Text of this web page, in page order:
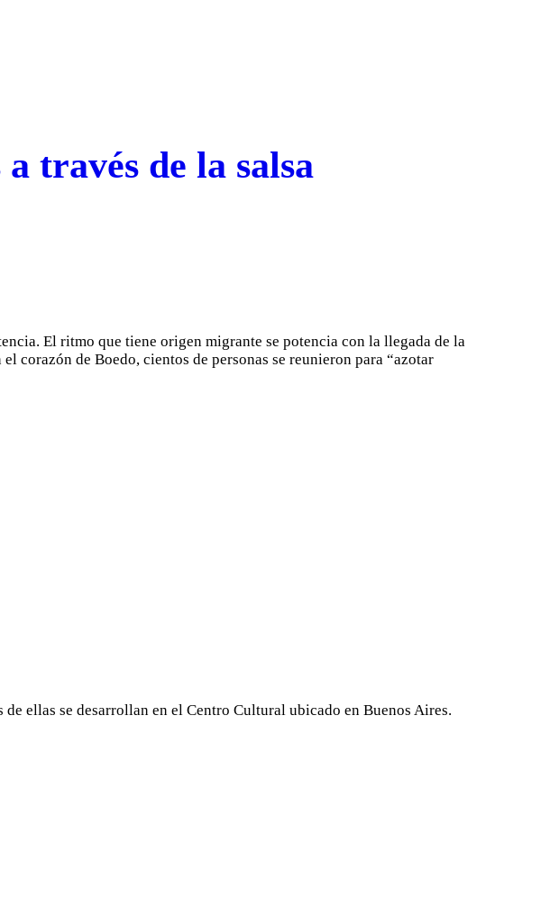
través de la salsa
El ritmo que tiene origen migrante se potencia con la llegada de la
corazón de Boedo, cientos de personas se reunieron para “azotar
ellas se desarrollan en el Centro Cultural ubicado en Buenos Aires.